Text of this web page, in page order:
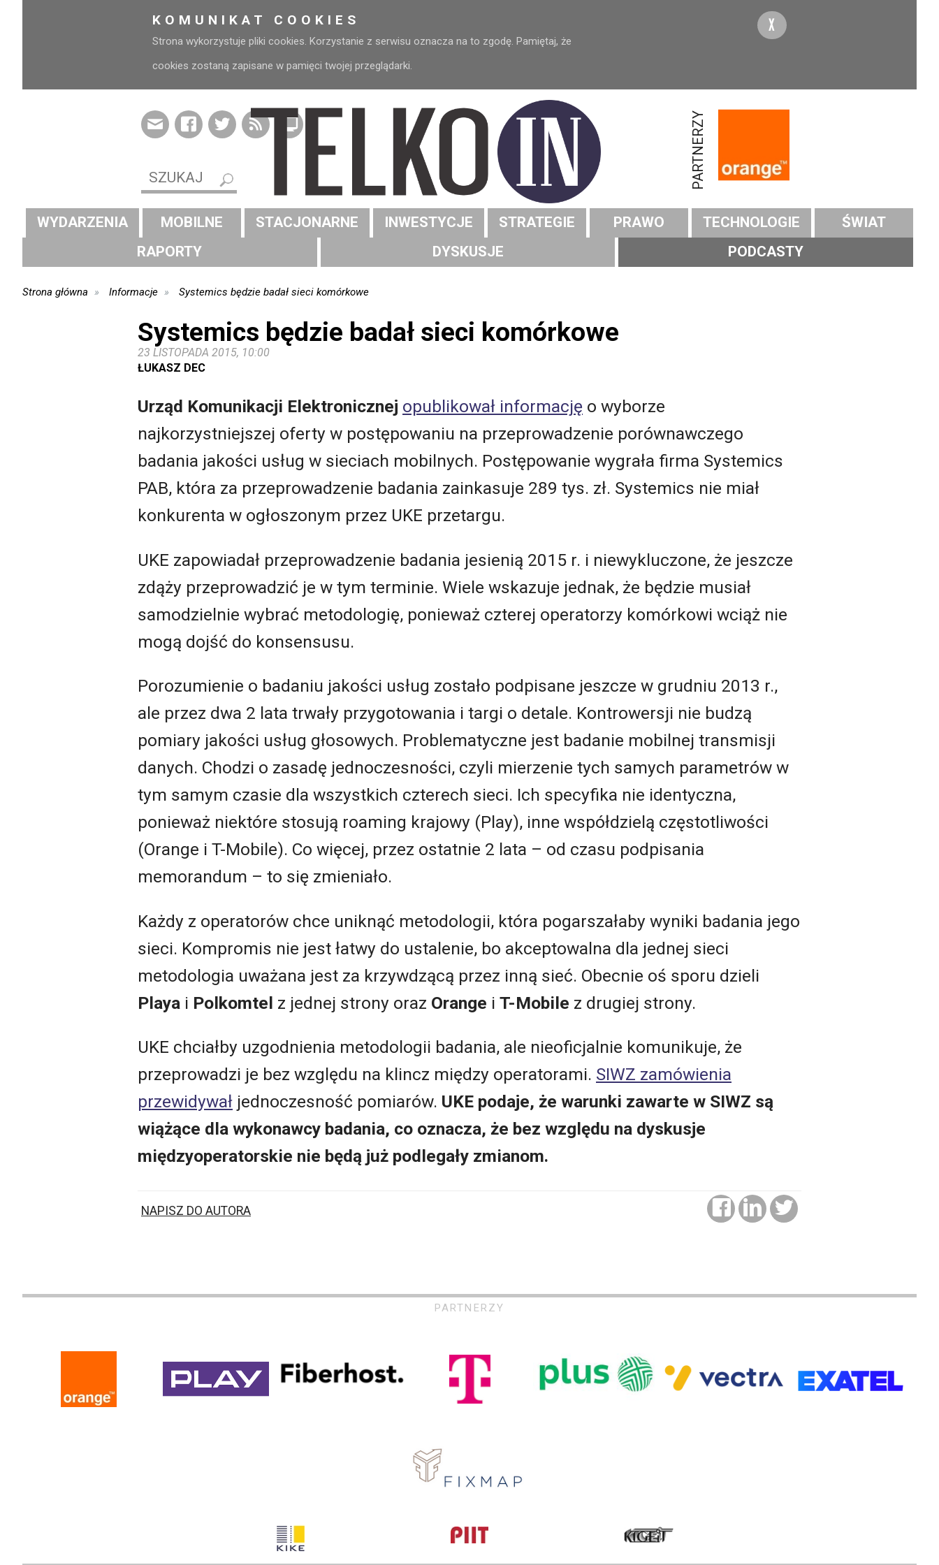
KOMUNIKAT COOKIES
Strona wykorzystuje pliki cookies. Korzystanie z serwisu oznacza na to zgodę. Pamiętaj, że
cookies zostaną zapisane w pamięci twojej przeglądarki.
X
PARTNERZY
WYDARZENIA MOBILNE STACJONARNE INWESTYCJE STRATEGIE PRAWO TECHNOLOGIE
ŚWIAT
RAPORTY
DYSKUSJE PODCASTY
Strona główna Informacje Systemics będzie badał sieci komórkowe
Systemics będzie badał sieci komórkowe
23 LISTOPADA 2015, 10:00
ŁUKASZ DEC
Urząd Komunikacji Elektronicznej opublikował informację o wyborze
najkorzystniejszej oferty w postępowaniu na przeprowadzenie porównawczego
badania jakości usług w sieciach mobilnych. Postępowanie wygrała firma Systemics
PAB, która za przeprowadzenie badania zainkasuje 289 tys. zł. Systemics nie miał
konkurenta w ogłoszonym przez UKE przetargu.
UKE zapowiadał przeprowadzenie badania jesienią 2015 r. i niewykluczone, że jeszcze
zdąży przeprowadzić je w tym terminie. Wiele wskazuje jednak, że będzie musiał
samodzielnie wybrać metodologię, ponieważ czterej operatorzy komórkowi wciąż nie
mogą dojść do konsensusu.
Porozumienie o badaniu jakości usług zostało podpisane jeszcze w grudniu 2013 r.,
ale przez dwa 2 lata trwały przygotowania i targi o detale. Kontrowersji nie budzą
pomiary jakości usług głosowych. Problematyczne jest badanie mobilnej transmisji
danych. Chodzi o zasadę jednoczesności, czyli mierzenie tych samych parametrów w
tym samym czasie dla wszystkich czterech sieci. Ich specyfika nie identyczna,
ponieważ niektóre stosują roaming krajowy (Play), inne współdzielą częstotliwości
(Orange i T-Mobile). Co więcej, przez ostatnie 2 lata – od czasu podpisania
memorandum – to się zmieniało.
Każdy z operatorów chce uniknąć metodologii, która pogarszałaby wyniki badania jego
sieci. Kompromis nie jest łatwy do ustalenie, bo akceptowalna dla jednej sieci
metodologia uważana jest za krzywdzącą przez inną sieć. Obecnie oś sporu dzieli
Playa i Polkomtel z jednej strony oraz Orange i T-Mobile z drugiej strony.
UKE chciałby uzgodnienia metodologii badania, ale nieoficjalnie komunikuje, że
przeprowadzi je bez względu na klincz między operatorami. SIWZ zamówienia
przewidywał jednoczesność pomiarów. UKE podaje, że warunki zawarte w SIWZ są
wiążące dla wykonawcy badania, co oznacza, że bez względu na dyskusje
międzyoperatorskie nie będą już podlegały zmianom.
NAPISZ DO AUTORA
PARTNERZY